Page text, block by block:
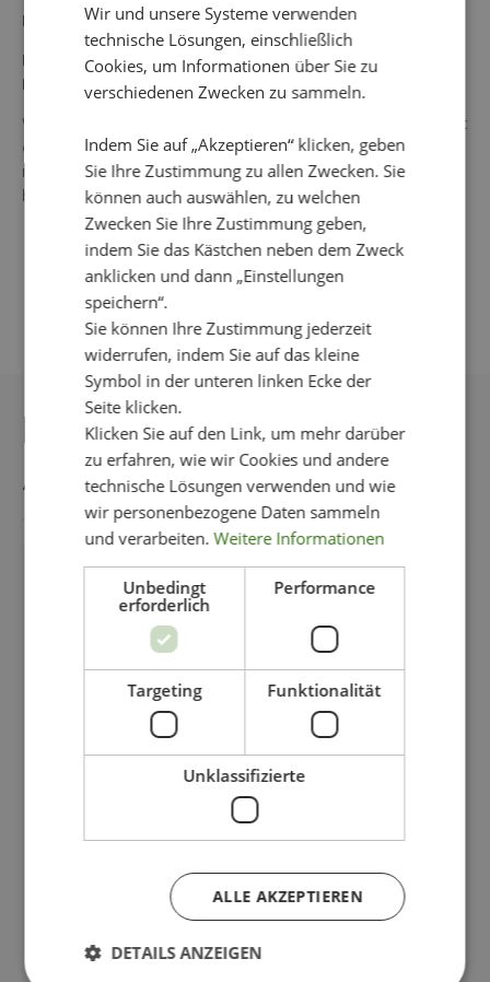
Farbe: Pflaume
Material: 10 % Merinowolle, 20 % Polyester, 16 % Acryl, 54 %
Nylon
Waschanleitung: 30° Feinwäsche, auf links waschen, nicht
einweichen oder auswringen, kein Wäschetrockner, im
nassen Zustand in Form bringen, Flachtrocknen, nicht
bleichen, nicht bügeln.
DAS KÖNNTE IHNEN
AUCH GEFALLEN
Wir und unsere Systeme verwenden
technische Lösungen, einschließlich
Cookies, um Informationen über Sie zu
verschiedenen Zwecken zu sammeln.
Indem Sie auf „Akzeptieren“ klicken, geben
Sie Ihre Zustimmung zu allen Zwecken. Sie
können auch auswählen, zu welchen
Zwecken Sie Ihre Zustimmung geben,
indem Sie das Kästchen neben dem Zweck
anklicken und dann „Einstellungen
speichern“.
Sie können Ihre Zustimmung jederzeit
widerrufen, indem Sie auf das kleine
Symbol in der unteren linken Ecke der
Seite klicken.
Klicken Sie auf den Link, um mehr darüber
zu erfahren, wie wir Cookies und andere
technische Lösungen verwenden und wie
wir personenbezogene Daten sammeln
und verarbeiten.Weitere Informationen
Unbedingt
erforderlich
Performance
Targeting Funktionalität
Unklassifizierte
ALLE AKZEPTIEREN
DETAILS ANZEIGEN